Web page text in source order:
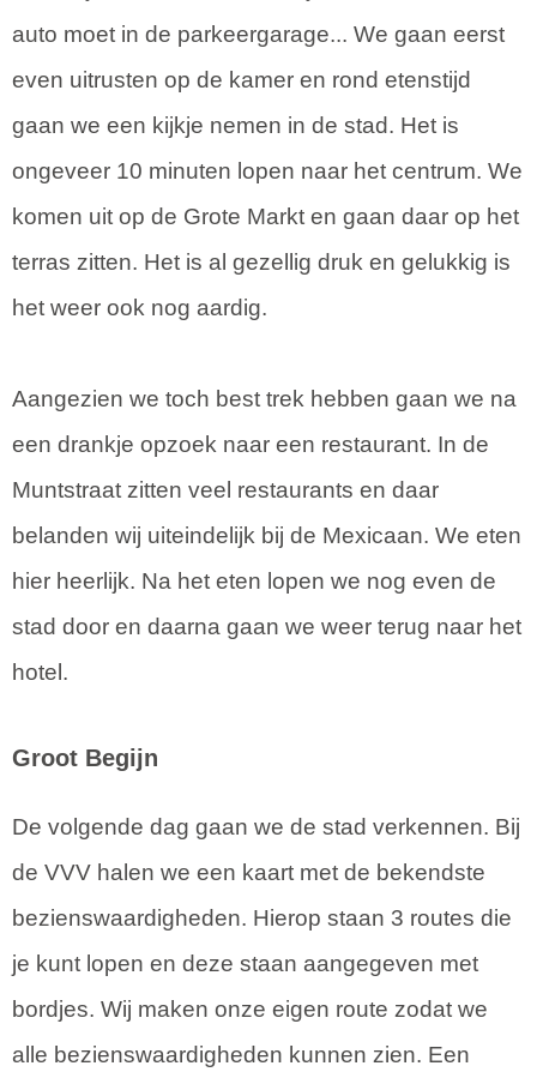
auto moet in de parkeergarage... We gaan eerst
even uitrusten op de kamer en rond etenstijd
gaan we een kijkje nemen in de stad. Het is
ongeveer 10 minuten lopen naar het centrum. We
komen uit op de Grote Markt en gaan daar op het
terras zitten. Het is al gezellig druk en gelukkig is
het weer ook nog aardig.
Aangezien we toch best trek hebben gaan we na
een drankje opzoek naar een restaurant. In de
Muntstraat zitten veel restaurants en daar
belanden wij uiteindelijk bij de Mexicaan. We eten
hier heerlijk. Na het eten lopen we nog even de
stad door en daarna gaan we weer terug naar het
hotel.
Groot Begijn
De volgende dag gaan we de stad verkennen. Bij
de VVV halen we een kaart met de bekendste
bezienswaardigheden. Hierop staan 3 routes die
je kunt lopen en deze staan aangegeven met
bordjes. Wij maken onze eigen route zodat we
alle bezienswaardigheden kunnen zien. Een